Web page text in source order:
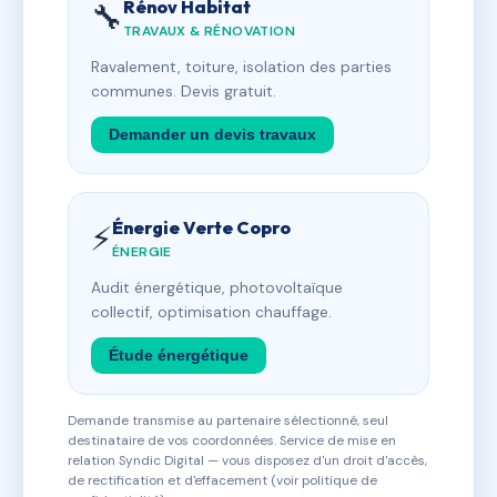
🔧 Rénov Habitat
TRAVAUX & RÉNOVATION
Ravalement, toiture, isolation des parties
communes. Devis gratuit.
Demander un devis travaux
⚡Énergie Verte Copro
ÉNERGIE
Audit énergétique, photovoltaïque
collectif, optimisation chauffage.
Étude énergétique
Demande transmise au partenaire sélectionné, seul
destinataire de vos coordonnées. Service de mise en
relation Syndic Digital — vous disposez d'un droit d'accès,
de rectification et d'effacement (voir politique de